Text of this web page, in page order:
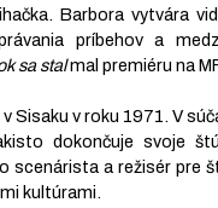
Barbora vytvára
príbehov a
sa stalmal premiéru na
Sisaku v roku 1971. V
dokončuje svoje
scenárista a režisér pre
kultúrami.